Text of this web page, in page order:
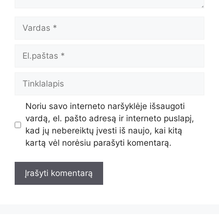
Vardas
El.paštas
Tinklalapis
Noriu savo interneto naršyklėje išsaugoti
vardą, el. pašto adresą ir interneto puslapį,
kad jų nebereiktų įvesti iš naujo, kai kitą
kartą vėl norėsiu parašyti komentarą.